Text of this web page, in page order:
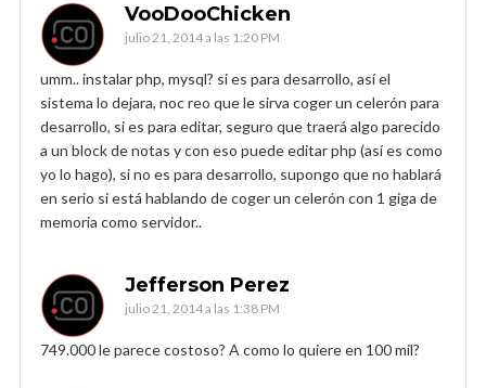
VooDooChicken
julio 21, 2014 a las 1:20 PM
umm.. instalar php, mysql? si es para desarrollo, así el
sistema lo dejara, noc reo que le sirva coger un celerón para
desarrollo, si es para editar, seguro que traerá algo parecido
a un block de notas y con eso puede editar php (así es como
yo lo hago), si no es para desarrollo, supongo que no hablará
en serio si está hablando de coger un celerón con 1 giga de
memoria como servidor..
Jefferson Perez
julio 21, 2014 a las 1:38 PM
749.000 le parece costoso? A como lo quiere en 100 mil?